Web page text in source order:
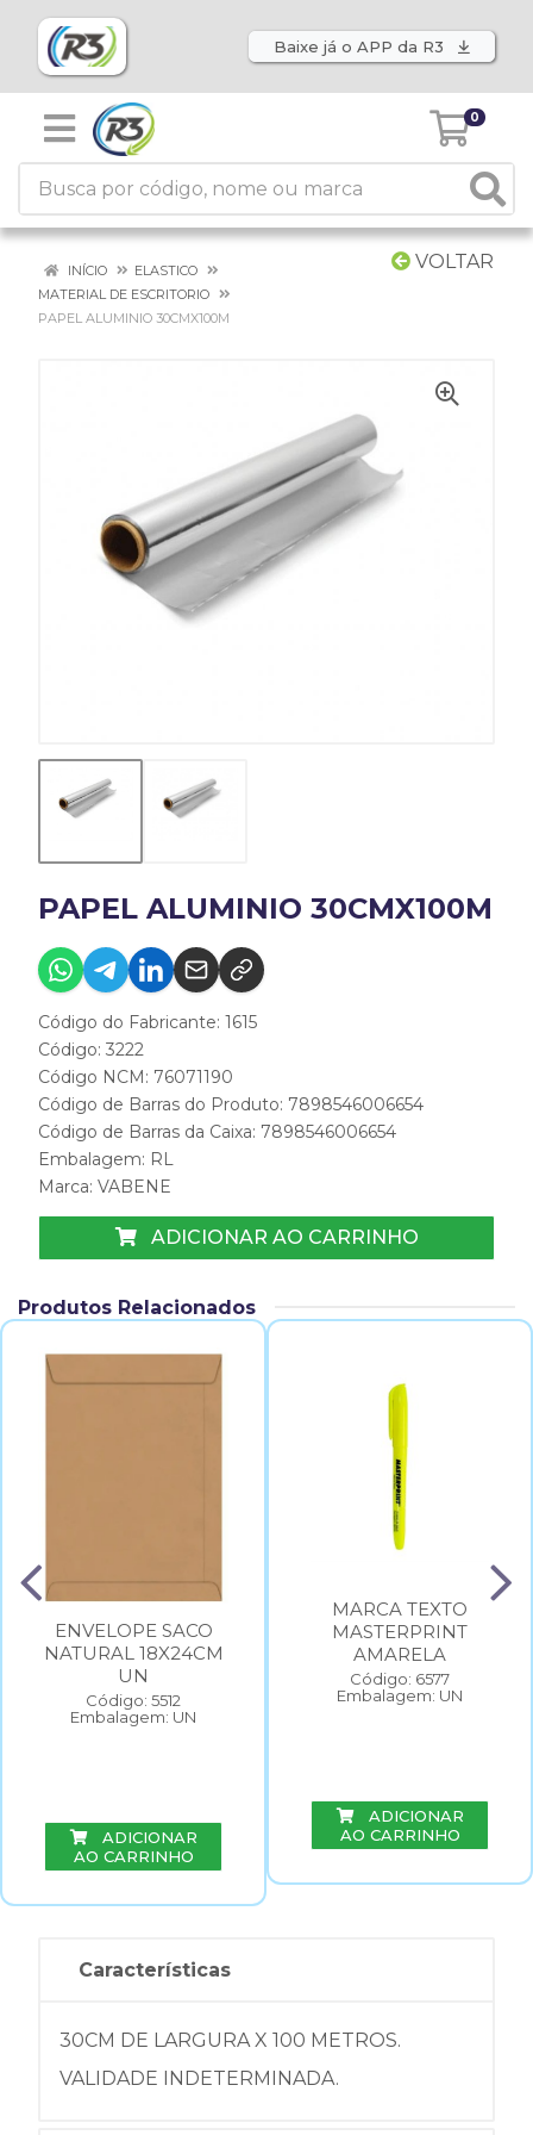
Baixe já o APP da R3
0
VOLTAR
INÍCIO
ELASTICO
MATERIAL DE ESCRITORIO
PAPEL ALUMINIO 30CMX100M
PAPEL ALUMINIO 30CMX100M
Código do Fabricante: 1615
Código: 3222
Código NCM: 76071190
Código de Barras do Produto: 7898546006654
Código de Barras da Caixa: 7898546006654
Embalagem: RL
Marca: VABENE
ADICIONAR AO CARRINHO
Produtos Relacionados
ENVELOPE SACO
NATURAL 18X24CM
UN
Código: 5512
Embalagem: UN
ADICIONAR
AO CARRINHO
MARCA TEXTO
MASTERPRINT
AMARELA
Código: 6577
Embalagem: UN
ADICIONAR
AO CARRINHO
Características
30CM DE LARGURA X 100 METROS.
VALIDADE INDETERMINADA.